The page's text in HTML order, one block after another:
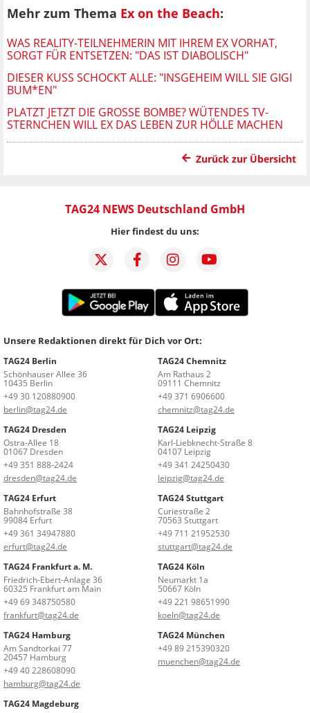
Mehr zum Thema Ex on the Beach:
WAS REALITY-TEILNEHMERIN MIT IHREM EX VORHAT,
SORGT FÜR ENTSETZEN: "DAS IST DIABOLISCH"
DIESER KUSS SCHOCKT ALLE: "INSGEHEIM WILL SIE GIGI
BUM*EN"
PLATZT JETZT DIE GROSSE BOMBE? WÜTENDES TV-S
TERNCHEN WILL EX DAS LEBEN ZUR HÖLLE MACHEN
Zurück zur Übersicht
TAG24 NEWS Deutschland GmbH
Hier findest du uns:
Unsere Redaktionen direkt für Dich vor Ort:
TAG24 Berlin
Schönhauser Allee 36
10435 Berlin
+49 30 120880900
berlin@tag24.de
TAG24 Chemnitz
Am Rathaus 2
09111 Chemnitz
+49 371 6906600
chemnitz@tag24.de
TAG24 Dresden
Ostra-Allee 18
01067 Dresden
+49 351 888-2424
dresden@tag24.de
TAG24 Leipzig
Karl-Liebknecht-Straße 8
04107 Leipzig
+49 341 24250430
leipzig@tag24.de
TAG24 Erfurt
Bahnhofstraße 38
99084 Erfurt
+49 361 34947880
erfurt@tag24.de
TAG24 Stuttgart
Curiestraße 2
70563 Stuttgart
+49 711 21952530
stuttgart@tag24.de
TAG24 Frankfurt a. M.
Friedrich-Ebert-Anlage 36
60325 Frankfurt am Main
+49 69 348750580
frankfurt@tag24.de
TAG24 Köln
Neumarkt 1a
50667 Köln
+49 221 98651990
koeln@tag24.de
TAG24 Hamburg
Am Sandtorkai 77
20457 Hamburg
+49 40 228608090
hamburg@tag24.de
TAG24 München
+49 89 215390320
muenchen@tag24.de
TAG24 Magdeburg